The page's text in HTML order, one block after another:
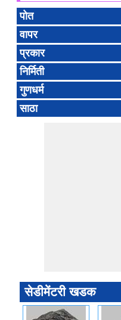
पोत
वापर
प्रकार
निर्मिती
गुणधर्म
साठा
सेडीमेंटरी खडक